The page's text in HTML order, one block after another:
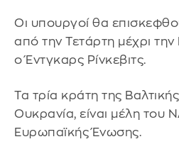
Οι υπουργοί θα
από την Τετάρτη μέχρι
ο Έντγκαρς Ρίνκεβιτς.
Τα τρία κράτη της
Ουκρανία, είναι μέλη του
Ευρωπαϊκής Ένωσης.